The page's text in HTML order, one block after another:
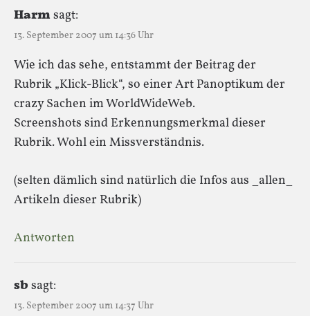
Harmsagt:
13. September 2007 um 14:36 Uhr
Wie ich das sehe, entstammt der Beitrag der
Rubrik „Klick-Blick“, so einer Art Panoptikum der
crazy Sachen im WorldWideWeb.
Screenshots sind Erkennungsmerkmal dieser
Rubrik. Wohl ein Missverständnis.
(selten dämlich sind natürlich die Infos aus _allen_
Artikeln dieser Rubrik)
Antworten
sb sagt:
13. September 2007 um 14:37 Uhr